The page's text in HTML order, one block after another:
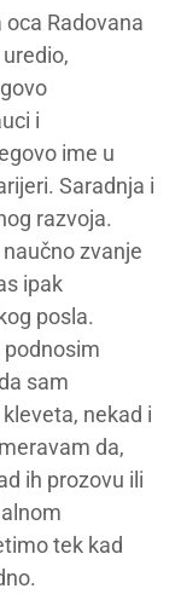
Radovana
i
ime u
Saradnja i
razvoja.
zvanje
ipak
posla.
podnosim
sam
nekad i
da,
ih prozovu ili
tek kad